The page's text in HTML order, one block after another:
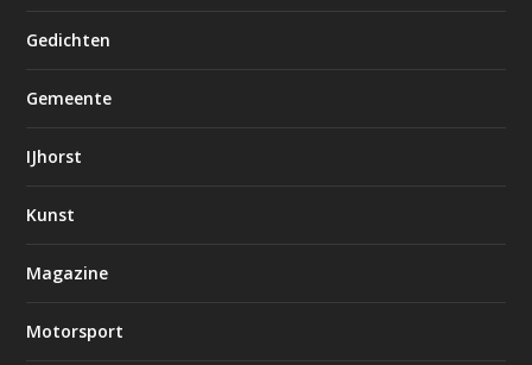
Gedichten
Gemeente
IJhorst
Kunst
Magazine
Motorsport